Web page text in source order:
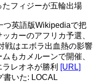
フィジーが五輪出場
つ英語版Wikipediaで把
カーのアフリカ予選、
戦はエボラ出血熱の影響
もカメルーンで開催、
レオネが勝利 [URL]
書いた: LOCAL